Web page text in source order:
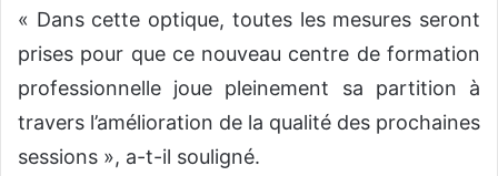
« Dans cette optique, toutes les mesures seront
prises pour que ce nouveau centre de formation
professionnelle joue pleinement sa partition à
travers l’amélioration de la qualité des prochaines
sessions », a-t-il souligné.